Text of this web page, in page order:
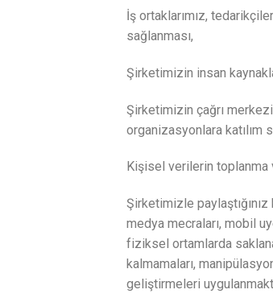
İş ortaklarımız,
sağlanması,
Şirketimizin insan
Şirketimizin çağrı
organizasyonlara katılım
Kişisel verilerin toplanma
Şirketimizle
medya mecraları, mobil
fiziksel ortamlarda
kalmamaları,
geliştirmeleri